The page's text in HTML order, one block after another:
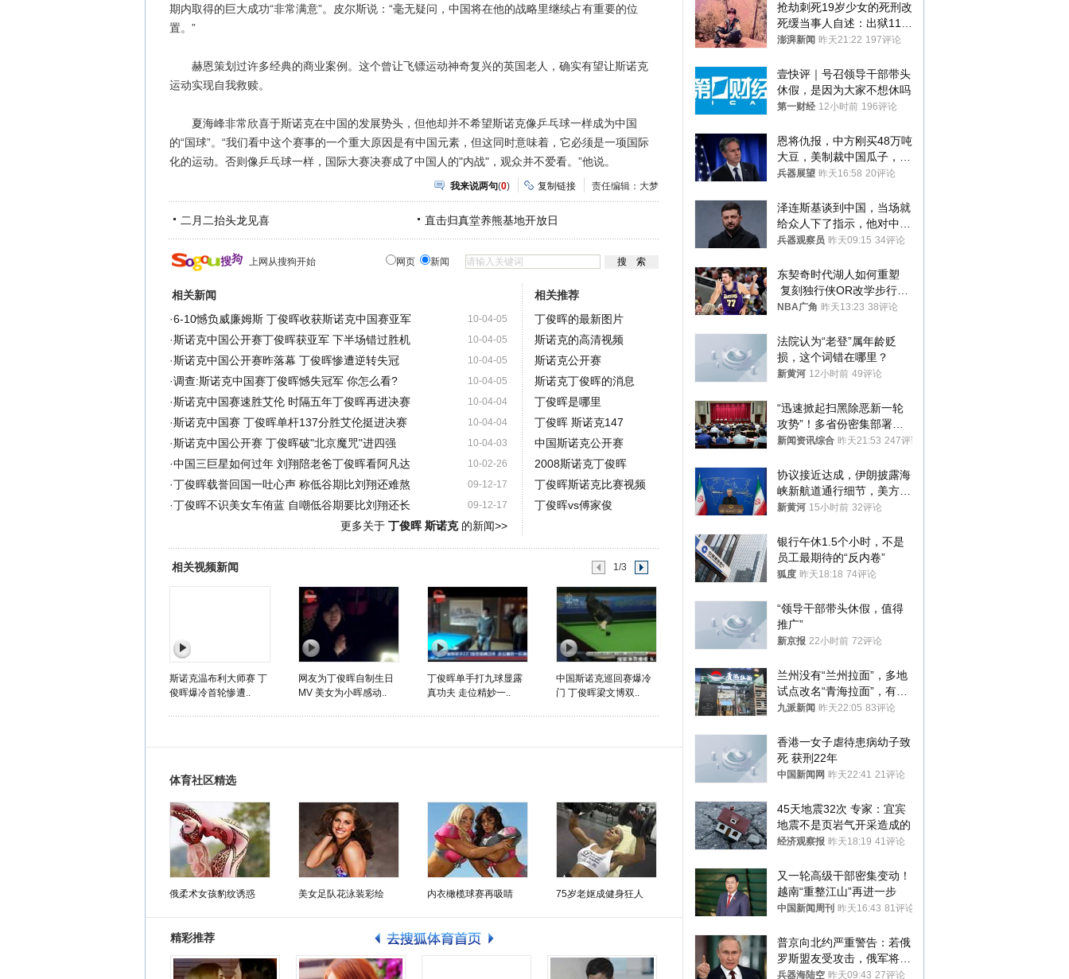
期内取得的巨大成功“非常满意”。皮尔斯说：“毫无疑问，中国将在他的战略里继续占有重要的位
置。”
赫恩策划过许多经典的商业案例。这个曾让飞镖运动神奇复兴的英国老人，确实有望让斯诺克
运动实现自我救赎。
夏海峰非常欣喜于斯诺克在中国的发展势头，但他却并不希望斯诺克像乒乓球一样成为中国
的“国球”。“我们看中这个赛事的一个重大原因是有中国元素，但这同时意味着，它必须是一项国际
化的运动。否则像乒乓球一样，国际大赛决赛成了中国人的"内战"，观众并不爱看。”他说。
我来说两句(0) 复制链接 责任编辑：大梦
二月二抬头龙见喜 直击归真堂养熊基地开放日
上网从搜狗开始 网页 新闻
相关新闻
10-04-05
·6-10憾负威廉姆斯 丁俊晖收获斯诺克中国赛亚军
10-04-05
·斯诺克中国公开赛丁俊晖获亚军 下半场错过胜机
10-04-05
·斯诺克中国公开赛昨落幕 丁俊晖惨遭逆转失冠
10-04-05
·调查:斯诺克中国赛丁俊晖憾失冠军 你怎么看?
10-04-04
·斯诺克中国赛速胜艾伦 时隔五年丁俊晖再进决赛
10-04-04
·斯诺克中国赛 丁俊晖单杆137分胜艾伦挺进决赛
10-04-03
·斯诺克中国公开赛 丁俊晖破"北京魔咒"进四强
10-02-26
·中国三巨星如何过年 刘翔陪老爸丁俊晖看阿凡达
09-12-17
·丁俊晖载誉回国一吐心声 称低谷期比刘翔还难熬
09-12-17
·丁俊晖不识美女车侑蓝 自嘲低谷期要比刘翔还长
更多关于 丁俊晖 斯诺克的新闻>>
相关推荐
丁俊晖的最新图片
斯诺克的高清视频
斯诺克公开赛
斯诺克丁俊晖的消息
丁俊晖是哪里
丁俊晖 斯诺克147
中国斯诺克公开赛
2008斯诺克丁俊晖
丁俊晖斯诺克比赛视频
丁俊晖vs傅家俊
相关视频新闻 1/3
斯诺克温布利大师赛 丁
俊晖爆冷首轮惨遭..
网友为丁俊晖自制生日
MV 美女为小晖感动..
丁俊晖单手打九球显露
真功夫 走位精妙一..
中国斯诺克巡回赛爆冷
门 丁俊晖梁文博双..
体育社区精选
俄柔术女孩豹纹诱惑 美女足队花泳装彩绘 内衣橄榄球赛再吸睛 75岁老妪成健身狂人
精彩推荐
抢劫刺死19岁少女的死刑改
死缓当事人自述：出狱11年
间始终刻意躲避被害人家属
澎湃新闻 昨天21:22 197评论
壹快评｜号召领导干部带头
休假，是因为大家不想休吗
第一财经 12小时前 196评论
恩将仇报，中方刚买48万吨
大豆，美制裁中国瓜子，布
林肯措辞变了
兵器展望 昨天16:58 20评论
泽连斯基谈到中国，当场就
给众人下了指示，他对中国
和中乌关系，显然又有了新
兵器观察员 昨天09:15 34评论
东契奇时代湖人如何重塑
复刻独行侠OR改学步行
者？
NBA广角 昨天13:23 38评论
法院认为“老登”属年龄贬
损，这个词错在哪里？
新黄河 12小时前 49评论
“迅速掀起扫黑除恶新一轮
攻势”！多省份密集部署，
公布举报方式
新闻资讯综合 昨天21:53 247评论
协议接近达成，伊朗披露海
峡新航道通行细节，美方再
提“倒计时”
新黄河 15小时前 32评论
银行午休1.5个小时，不是
员工最期待的“反内卷”
狐度 昨天18:18 74评论
“领导干部带头休假，值得
推广”
新京报 22小时前 72评论
兰州没有“兰州拉面”，多地
试点改名“青海拉面”，有商
家改名已两年
九派新闻 昨天22:05 83评论
香港一女子虐待患病幼子致
死 获刑22年
中国新闻网 昨天22:41 21评论
45天地震32次 专家：宜宾
地震不是页岩气开采造成的
经济观察报 昨天18:19 41评论
又一轮高级干部密集变动！
越南“重整江山”再进一步
中国新闻周刊 昨天16:43 81评论
普京向北约严重警告：若俄
罗斯盟友受攻击，俄军将动
用核武器保护
兵器海陆空 昨天09:43 27评论